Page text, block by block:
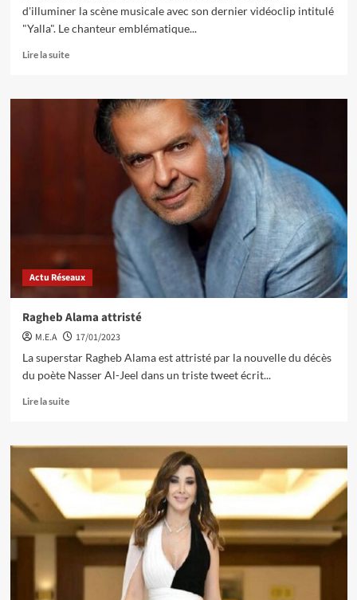
d'illuminer la scène musicale avec son dernier vidéoclip intitulé
"Yalla". Le chanteur emblématique...
Lire la suite
Actu Réseaux
Ragheb Alama attristé
M.E.A
17/01/2023
La superstar Ragheb Alama est attristé par la nouvelle du décès
du poète Nasser Al-Jeel dans un triste tweet écrit...
Lire la suite